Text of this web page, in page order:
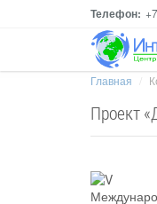
Телефон:
Главная
Проект